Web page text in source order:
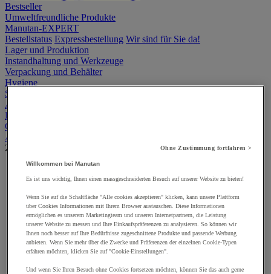
Bestseller
Umweltfreundliche Produkte
Manutan-EXPERT
Bestellstatus Expressbestellung Wir sind für Sie da!
Lager und Produktion
Instandhaltung und Werkzeuge
Verpackung und Behälter
Hygiene
Sicherheit und Gesundheit
Außenbereich
Büroausstattung
Gastronomie
Außenanlagen
Zur gesamten Produktgruppe
Befestigung für Verkehrszeichen
Fahrbahnschwelle
Hochwasserschutz
Kabelschutz
Leitplanke
Pfosten und Wegmarkierungen
Straßensperre
Streuwagen, Schnee räumen
Verkehrszeichen
Ohne Zustimmung fortfahren >
Willkommen bei Manutan
Es ist uns wichtig, Ihnen einen massgeschneiderten Besuch auf unserer Website zu bieten!
Wenn Sie auf die Schaltfläche "Alle cookies akzeptieren" klicken, kann unsere Plattform
über Cookies Informationen mit Ihrem Browser austauschen. Diese Informationen
ermöglichen es unserem Marketingteam und unseren Internetpartnern, die Leistung
unserer Website zu messen und Ihre Einkaufspräferenzen zu analysieren. So können wir
Ihnen noch besser auf Ihre Bedürfnisse zugeschnittene Produkte und passende Werbung
anbieten. Wenn Sie mehr über die Zwecke und Präferenzen der einzelnen Cookie-Typen
erfahren möchten, klicken Sie auf "Cookie-Einstellungen".
Und wenn Sie Ihren Besuch ohne Cookies fortsetzen möchten, können Sie das auch gerne